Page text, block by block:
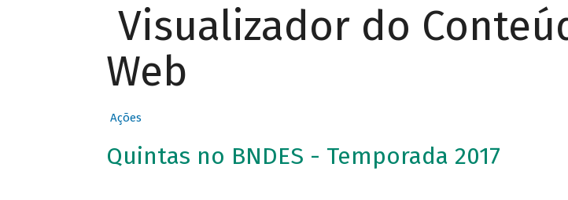
Visualizador do
Web
Ações
Quintas no BNDES - Temporada 2017